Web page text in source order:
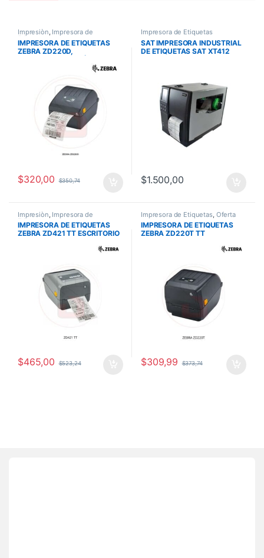
Impresiòn, Impresora de
Etiquetas
IMPRESORA DE ETIQUETAS
ZEBRA ZD220D,
203 DPI, USB | ZD22042-
$320,00 $350,74
Impresora de Etiquetas
SAT IMPRESORA INDUSTRIAL
DE ETIQUETAS SAT XT412
$1.500,00
Impresiòn Impresora de
Etiquetas
IMPRESORA DE ETIQUETAS
ZEBRA ZD421 TT ESCRITORIO
$465,00 $523,24
Impresora de Etiquetas, Oferta
IMPRESORA DE ETIQUETAS
ZEBRA ZD220T TT
$309,99 $373,74